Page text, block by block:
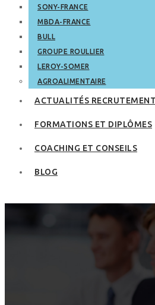
SONY-FRANCE
MBDA-FRANCE
BULL
GROUPE ROULLIER
LEROY-SOMER
AGROALIMENTAIRE
ACTUALITÉS
FORMATIONS ET DIPLÔMES
COACHING ET CONSEILS
BLOG